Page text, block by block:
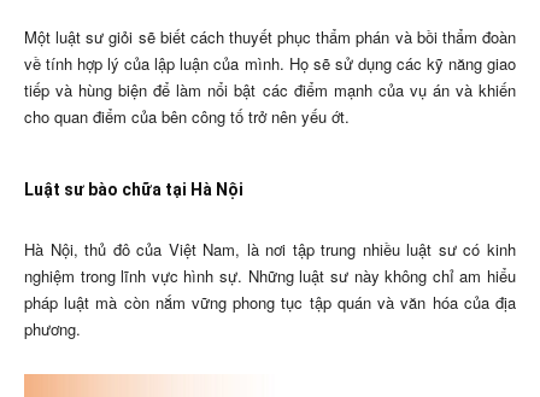
Một luật sư giỏi sẽ biết cách thuyết phục thẩm phán và bồi thẩm đoàn
về tính hợp lý của lập luận của mình. Họ sẽ sử dụng các kỹ năng giao
tiếp và hùng biện để làm nổi bật các điểm mạnh của vụ án và khiến
cho quan điểm của bên công tố trở nên yếu ớt.
Luật sư bào chữa tại Hà Nội
Hà Nội, thủ đô của Việt Nam, là nơi tập trung nhiều luật sư có kinh
nghiệm trong lĩnh vực hình sự. Những luật sư này không chỉ am hiểu
pháp luật mà còn nắm vững phong tục tập quán và văn hóa của địa
phương.